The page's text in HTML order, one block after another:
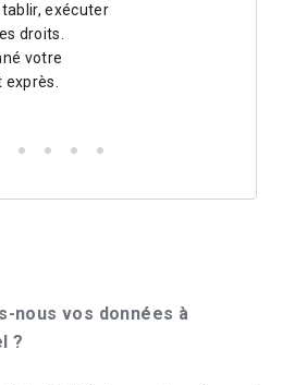
exécuter
droits.
votre
nous vos données à
?